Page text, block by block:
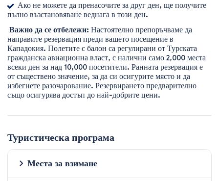
Ако не можете да пренасочите за друг ден, ще получите
пълно възстановяване веднага в този ден.
Важно да се отбележи: Настоятелно препоръчваме да
направите резервация преди вашето посещение в
Кападокия. Полетите с балон са регулирани от Турската
гражданска авиационна власт, с налични само 2,000 места
всеки ден за над 10,000 посетители. Ранната резервация е
от съществено значение, за да си осигурите място и да
избегнете разочарование. Резервирането предварително
също осигурява достъп до най-добрите цени.
Туристическа програма
Места за взимане